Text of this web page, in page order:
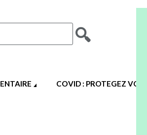
COVID : PROTEGEZ VOUS